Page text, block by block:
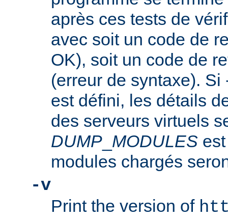
après ces tests de
avec soit un code de
OK), soit un code de
(erreur de syntaxe).
est défini, les détails
des serveurs virtuels
DUMP MODULES
modules chargés
-v
Print the version of